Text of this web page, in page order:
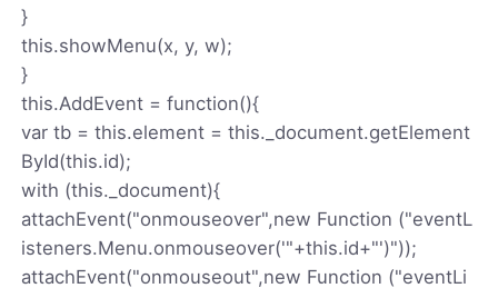
}
this.showMenu(x, y, w);
}
this.AddEvent = function(){
var tb = this.element = this._document.getElement
ById(this.id);
with (this._document){
attachEvent("onmouseover",new Function ("eventL
isteners.Menu.onmouseover('"+this.id+"')"));
attachEvent("onmouseout",new Function ("eventLi